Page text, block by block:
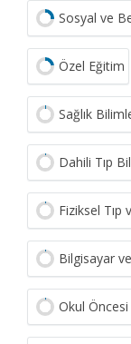
Sosyal ve
Özel Eğitim
Sağlık
Dahili Tıp
Fiziksel Tıp
Bilgisayar
Okul